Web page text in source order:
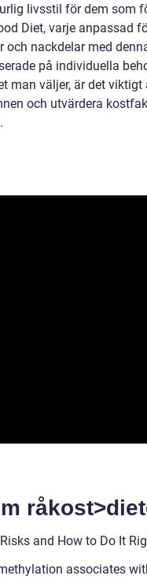
livsstil för dem som
Diet, varje anpassad
och nackdelar med
på individuella
man väljer, är det viktigt
och utvärdera
and How to Do It
associates